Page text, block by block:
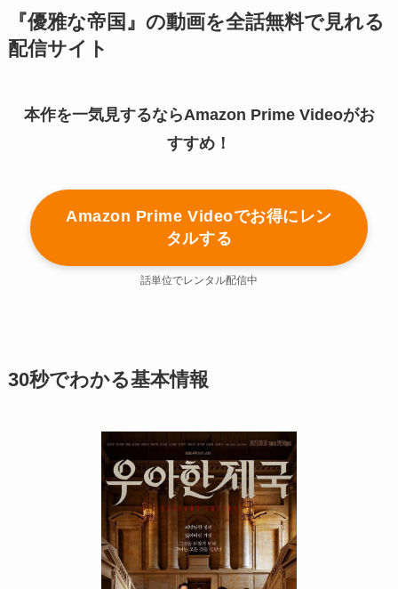
『優雅な帝国』の動画を全話無料で見れる
配信サイト
本作を一気見するならAmazon Prime Videoがお
すすめ！
Amazon Prime Videoでお得にレン
タルする
話単位でレンタル配信中
30秒でわかる基本情報